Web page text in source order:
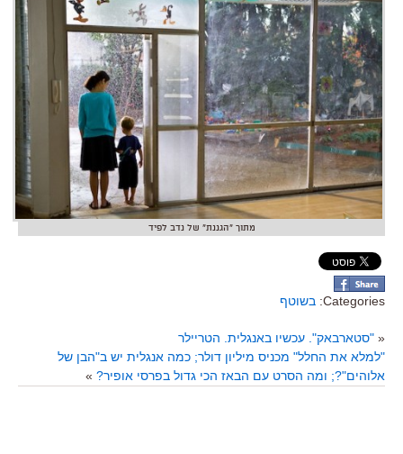
מתוך "הגננת" של נדב לפיד
Categories: בשוטף
« "סטארבאק". עכשיו באנגלית. הטריילר
"למלא את החלל" מכניס מיליון דולר; כמה אנגלית יש ב"הבן של
אלוהים"?; ומה הסרט עם הבאז הכי גדול בפרסי אופיר? »